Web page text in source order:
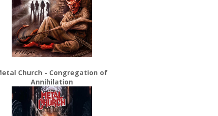
Church - Congregation of
Annihilation